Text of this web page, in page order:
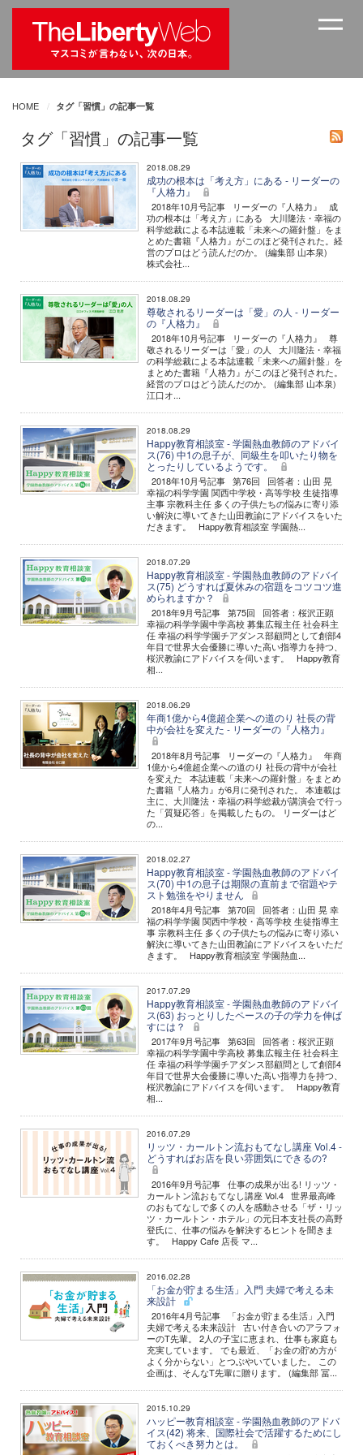
HOME タグ「習慣」の記事一覧
タグ「習慣」の記事一覧
2018.08.29
成功の根本は「考え方」にある - リーダーの
『人格力』
2018年10月号記事 リーダーの『人格力』 成
功の根本は「考え方」にある 大川隆法・幸福の
科学総裁による本誌連載「未来への羅針盤」をま
とめた書籍『人格力』がこのほど発刊された。経
営のプロはどう読んだのか。 (編集部 山本泉)
株式会社...
2018.08.29
尊敬されるリーダーは「愛」の人 - リーダー
の『人格力』
2018年10月号記事 リーダーの『人格力』 尊
敬されるリーダーは「愛」の人 大川隆法・幸福
の科学総裁による本誌連載「未来への羅針盤」を
まとめた書籍『人格力』がこのほど発刊された。
経営のプロはどう読んだのか。 (編集部 山本泉)
江口オ...
2018.08.29
Happy教育相談室 - 学園熱血教師のアドバイ
ス(76) 中1の息子が、同級生を叩いたり物を
とったりしているようです。
2018年10月号記事 第76回 回答者：山田 晃
幸福の科学学園 関西中学校・高等学校 生徒指導
主事 宗教科主任 多くの子供たちの悩みに寄り添
い解決に導いてきた山田教諭にアドバイスをいた
だきます。 Happy教育相談室 学園熱...
2018.07.29
Happy教育相談室 - 学園熱血教師のアドバイ
ス(75) どうすれば夏休みの宿題をコツコツ進
められますか？
2018年9月号記事 第75回 回答者：桜沢正顕
幸福の科学学園中学高校 募集広報主任 社会科主
任 幸福の科学学園チアダンス部顧問として創部4
年目で世界大会優勝に導いた高い指導力を持つ、
桜沢教諭にアドバイスを伺います。 Happy教育
相...
2018.06.29
年商1億から4億超企業への道のり 社長の背
中が会社を変えた - リーダーの『人格力』
2018年8月号記事 リーダーの『人格力』 年商
1億から4億超企業への道のり 社長の背中が会社
を変えた 本誌連載「未来への羅針盤」をまとめ
た書籍『人格力』が6月に発刊された。 本連載は
主に、大川隆法・幸福の科学総裁が講演会で行っ
た「質疑応答」を掲載したもの。 リーダーはど
の...
2018.02.27
Happy教育相談室 - 学園熱血教師のアドバイ
ス(70) 中1の息子は期限の直前まで宿題やテ
スト勉強をやりません
2018年4月号記事 第70回 回答者：山田 晃 幸
福の科学学園 関西中学校・高等学校 生徒指導主
事 宗教科主任 多くの子供たちの悩みに寄り添い
解決に導いてきた山田教諭にアドバイスをいただ
きます。 Happy教育相談室 学園熱血...
2017.07.29
Happy教育相談室 - 学園熱血教師のアドバイ
ス(63) おっとりしたペースの子の学力を伸ば
すには？
2017年9月号記事 第63回 回答者：桜沢正顕
幸福の科学学園中学高校 募集広報主任 社会科主
任 幸福の科学学園チアダンス部顧問として創部4
年目で世界大会優勝に導いた高い指導力を持つ、
桜沢教諭にアドバイスを伺います。 Happy教育
相...
2016.07.29
リッツ・カールトン流おもてなし講座 Vol.4 -
どうすればお店を良い雰囲気にできるの?
2016年9月号記事 仕事の成果が出る! リッツ・
カールトン流おもてなし講座 Vol.4 世界最高峰
のおもてなしで多くの人を感動させる「ザ・リッ
ツ・カールトン・ホテル」の元日本支社長の高野
登氏に、仕事の悩みを解決するヒントを聞きま
す。 Happy Cafe 店長 マ...
2016.02.28
「お金が貯まる生活」入門 夫婦で考える未
来設計
2016年4月号記事 「お金が貯まる生活」入門
夫婦で考える未来設計 古い付き合いのアラフォ
ーのT先輩。 2人の子宝に恵まれ、仕事も家庭も
充実しています。 でも最近、「お金の貯め方が
よく分からない」とつぶやいていました。 この
企画は、そんなT先輩に贈ります。 (編集部 冨...
2015.10.29
ハッピー教育相談室 - 学園熱血教師のアドバ
イス(42) 将来、国際社会で活躍するためにし
ておくべき努力とは。